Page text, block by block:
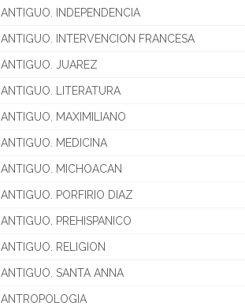
ANTIGUO. INDEPENDENCIA
ANTIGUO. INTERVENCION FRANCESA
ANTIGUO. JUAREZ
ANTIGUO. LITERATURA
ANTIGUO. MAXIMILIANO
ANTIGUO. MEDICINA
ANTIGUO. MICHOACAN
ANTIGUO. PORFIRIO DIAZ
ANTIGUO. PREHISPANICO
ANTIGUO. RELIGION
ANTIGUO. SANTA ANNA
ANTROPOLOGIA